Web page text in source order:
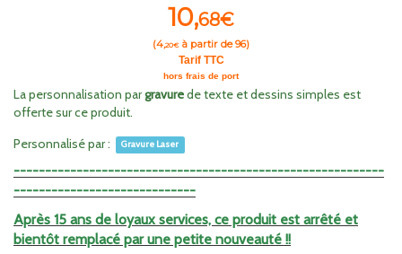
10,68€
(4,20€à partir de 96)
Tarif TTC
hors frais de port
La personnalisation pargravurede texte et dessins simples est
offerte sur ce produit.
Personnalisé par :
Gravure Laser
-----------------------------------------------------------
-----------------------------
Après 15 ans de loyaux services, ce produit est arrêté et
bientôt remplacé par une petite nouveauté !!